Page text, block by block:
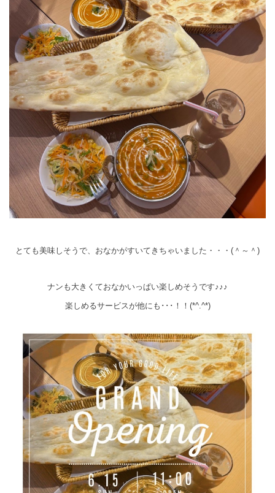
とても美味しそうで、おなかがすいてきちゃいました・・・(＾～＾)
ナンも大きくておなかいっぱい楽しめそうです♪♪♪
楽しめるサービスが他にも･･･！！(*^.^*)